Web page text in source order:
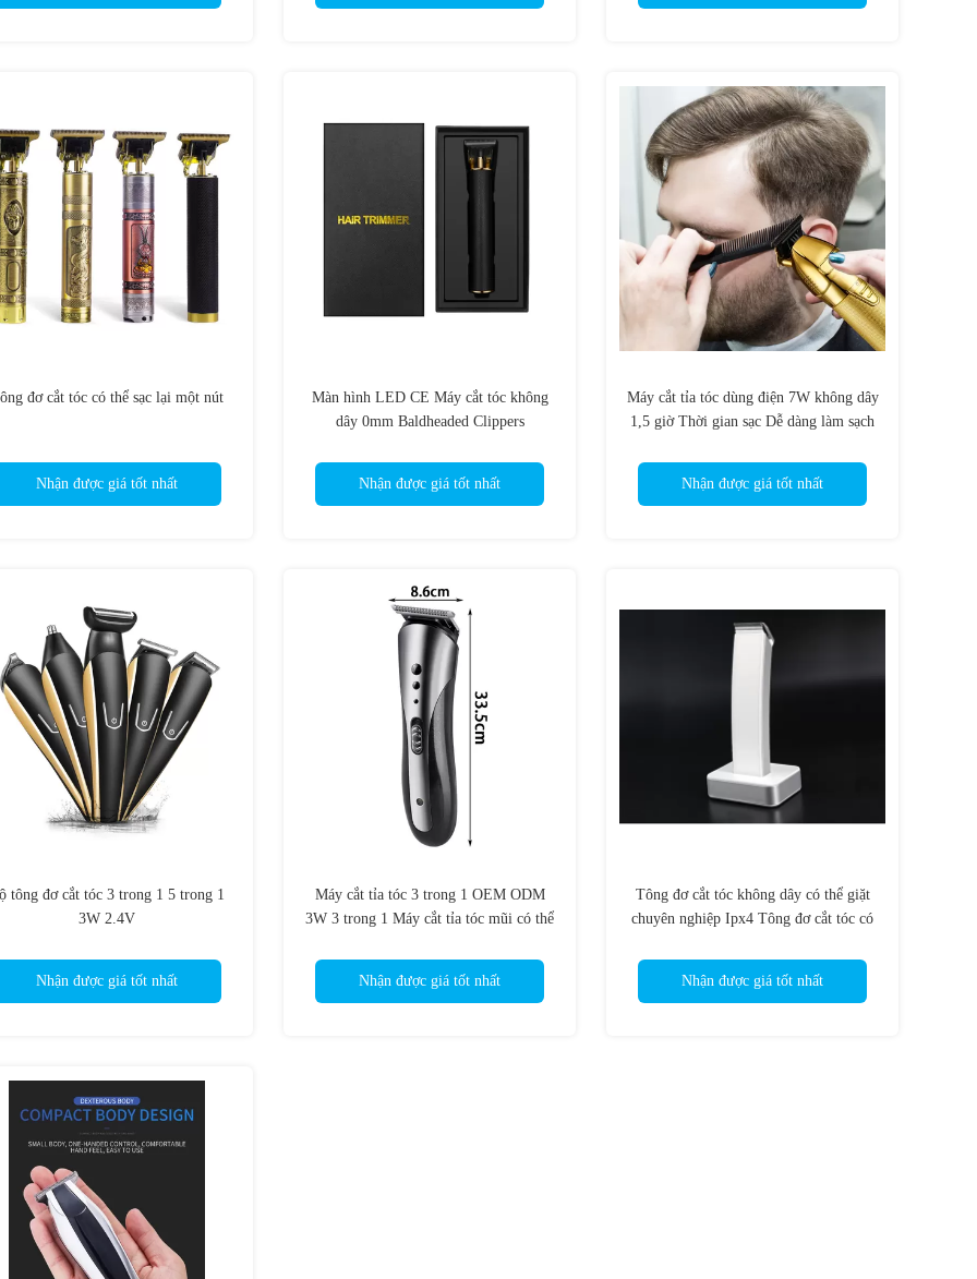
đơ cắt tóc có thể sạc lại một nút
Nhận được giá tốt nhất
Màn hình LED CE Máy cắt tóc không
dây 0mm Baldheaded Clippers
Nhận được giá tốt nhất
Máy cắt tỉa tóc dùng điện 7W không dây
1,5 giờ Thời gian sạc Dễ dàng làm sạch
Nhận được giá tốt nhất
tông đơ cắt tóc 3 trong 1 5 trong 1
3W 2.4V
Nhận được giá tốt nhất
Máy cắt tỉa tóc 3 trong 1 OEM ODM
3W 3 trong 1 Máy cắt tỉa tóc mũi có thể
Nhận được giá tốt nhất
Tông đơ cắt tóc không dây có thể giặt
chuyên nghiệp Ipx4 Tông đơ cắt tóc có
Nhận được giá tốt nhất